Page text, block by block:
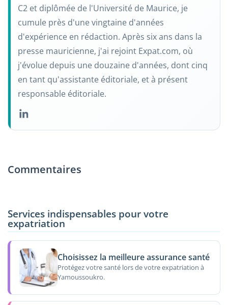
C2 et diplômée de l'Université de Maurice, je
cumule près d'une vingtaine d'années
d'expérience en rédaction. Après six ans dans la
presse mauricienne, j'ai rejoint Expat.com, où
j'évolue depuis une douzaine d'années, dont cinq
en tant qu'assistante éditoriale, et à présent
responsable éditoriale.
Commentaires
Services indispensables pour votre
expatriation
Choisissez la meilleure assurance santé
Protégez votre santé lors de votre expatriation à
Yamoussoukro.